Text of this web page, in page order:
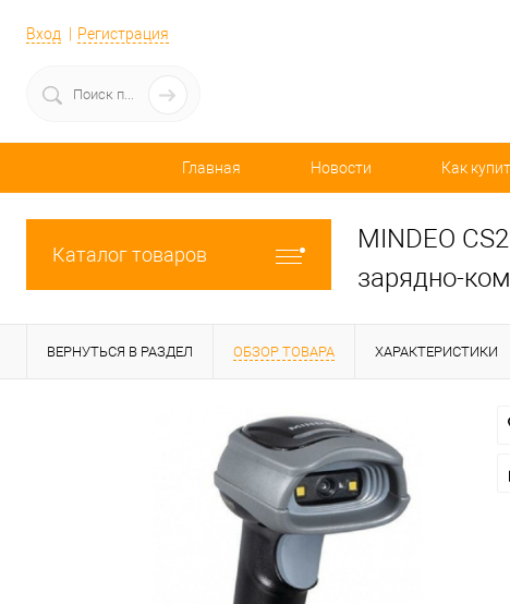
Вход Регистрация
Главная Новости Как
Каталог товаров
MINDEO
зарядно-
ВЕРНУТЬСЯ В РАЗДЕЛ ОБЗОР ТОВАРА ХАРАКТЕРИСТИКИ